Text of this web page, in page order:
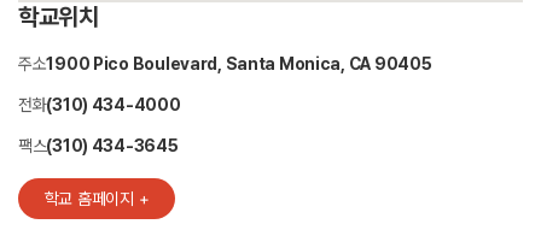
학교위치
주소1900 Pico Boulevard, Santa Monica, CA 90405
전화(310) 434-4000
팩스(310) 434-3645
학교 홈페이지 +